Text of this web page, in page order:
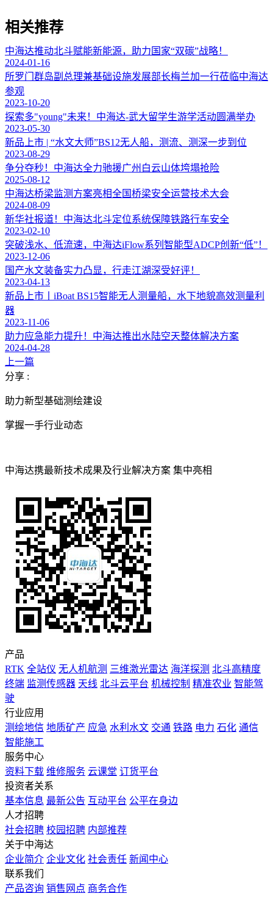
相关推荐
中海达推动北斗赋能新能源，助力国家“双碳”战略！
2024-01-16
所罗门群岛副总理兼基础设施发展部长梅兰加一行莅临中海达
参观
2023-10-20
探索多"young"未来！中海达-武大留学生游学活动圆满举办
2023-05-30
新品上市 | “水文大师”BS12无人船，测流、测深一步到位
2023-08-29
争分夺秒！中海达全力驰援广州白云山体垮塌抢险
2025-08-12
中海达桥梁监测方案亮相全国桥梁安全运营技术大会
2024-08-09
新华社报道！中海达北斗定位系统保障铁路行车安全
2023-02-10
突破浅水、低流速，中海达iFlow系列智能型ADCP创新“低”！
2023-12-06
国产水文装备实力凸显，行走江湖深受好评！
2023-04-13
新品上市丨iBoat BS15智能无人测量船，水下地貌高效测量利
器
2023-11-06
助力应急能力提升！中海达推出水陆空天整体解决方案
2024-04-28
上一篇
分享 :
助力新型基础测绘建设
掌握一手行业动态
中海达携最新技术成果及行业解决方案 集中亮相
产品
RTK 全站仪 无人机航测 三维激光雷达 海洋探测 北斗高精度
终端 监测传感器 天线 北斗云平台 机械控制 精准农业 智能驾
驶
行业应用
测绘地信 地质矿产 应急 水利水文 交通 铁路 电力 石化 通信
智能施工
服务中心
资料下载 维修服务 云课堂 订货平台
投资者关系
基本信息 最新公告 互动平台 公平在身边
人才招聘
社会招聘 校园招聘 内部推荐
关于中海达
企业简介 企业文化 社会责任 新闻中心
联系我们
产品咨询 销售网点 商务合作